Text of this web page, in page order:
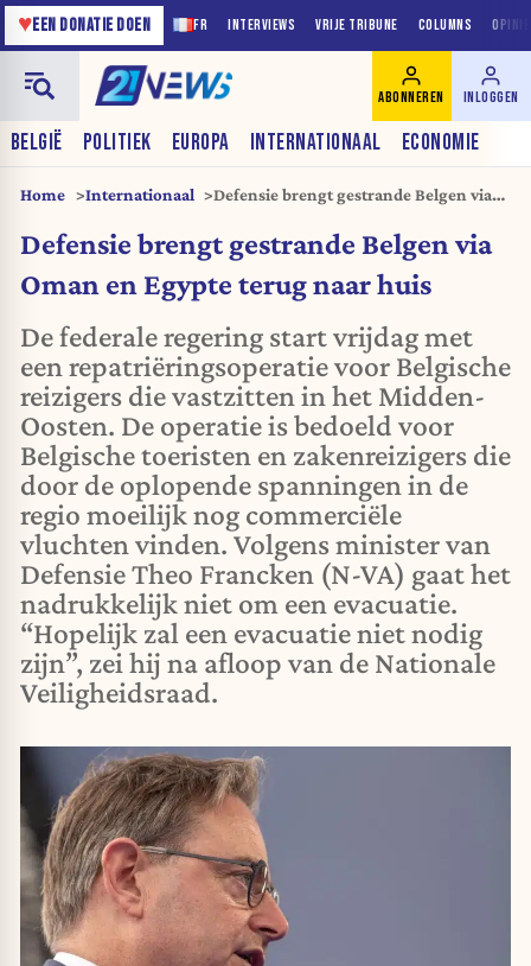
FR INTERVIEWS VRIJE TRIBUNE COLUMNS
♥EEN DONATIE DOEN
BELGIË POLITIEK EUROPA INTERNATIONAAL ECONOMIE
ABONNEREN INLOGGEN
Home Internationaal
Defensie brengt gestrande Belgen via
Defensie brengt gestrande Belgen via
Oman en Egypte terug naar huis
De federale regering start vrijdag met
een repatriëringsoperatie voor Belgische
reizigers die vastzitten in het Midden-
Oosten. De operatie is bedoeld voor
Belgische toeristen en zakenreizigers die
door de oplopende spanningen in de
regio moeilijk nog commerciële
vluchten vinden. Volgens minister van
Defensie Theo Francken (N-VA) gaat het
nadrukkelijk niet om een evacuatie.
“Hopelijk zal een evacuatie niet nodig
zijn”, zei hij na afloop van de Nationale
Veiligheidsraad.